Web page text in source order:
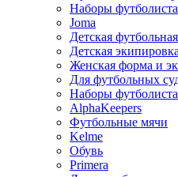
Наборы футболиста
Joma
Детская
Детская экипировка
Женская форма и
Для футбольных
Наборы футболиста
AlphaKeepers
Футбольные мячи
Kelme
Обувь
Primera